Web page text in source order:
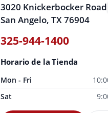
3020 Knickerbocker Road
San Angelo, TX 76904
325-944-1400
Horario de la Tienda
Mon - Fri
Sat